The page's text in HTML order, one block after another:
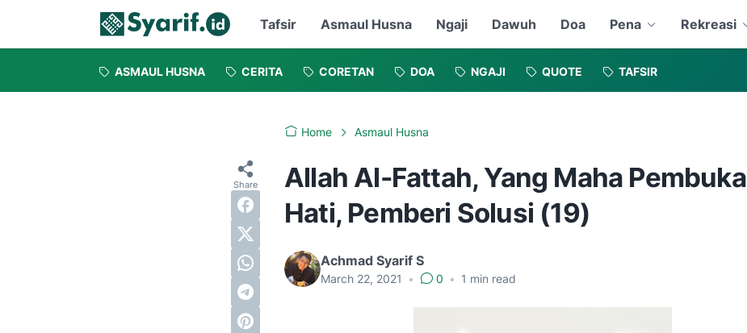
Tafsir Asmaul Husna Ngaji Dawuh Doa Pena Rekreasi
ASMAUL HUSNA CERITA CORETAN DOA NGAJI QUOTE TAFSIR
Home Asmaul Husna
Allah Al-Fattah, Yang Maha Pembuka
Hati, Pemberi Solusi (19)
Achmad Syarif S
March 22, 2021 • 0 • 1 min read